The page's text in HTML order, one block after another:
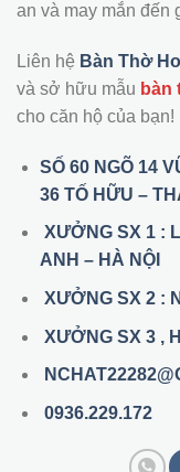
an và may mắn đến
Liên hệ Bàn Thờ
và sở hữu mẫu bàn
cho căn hộ của bạn!
SỐ 60 NGÕ 14
36 TỐ HỮU –
XƯỞNG SX 1 :
ANH – HÀ NỘI
XƯỞNG SX 2 :
XƯỞNG SX 3 ,
0936.229.172